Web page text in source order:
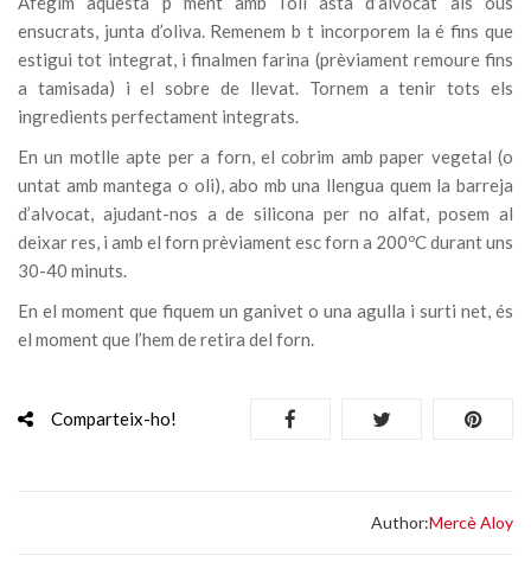
ensucrats, junta d’oliva. Remenem b t incorporem la é fins que
estigui tot integrat, i finalmen farina (prèviament remoure fins
a tamisada) i el sobre de llevat. Tornem a tenir tots els
ingredients perfectament integrats.
En un motlle apte per a forn, el cobrim amb paper vegetal (o
untat amb mantega o oli), abo mb una llengua quem la barreja
d’alvocat, ajudant-nos a de silicona per no alfat, posem al
deixar res, i amb el forn prèviament esc forn a 200ºC durant uns
30-40 minuts.
En el moment que fiquem un ganivet o una agulla i surti net, és
el moment que l’hem de retira del forn.
Comparteix-ho!
Author:Mercè Aloy